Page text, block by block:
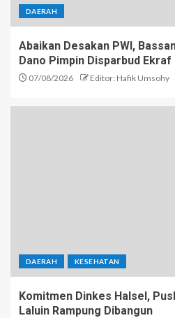
DAERAH
Abaikan Desakan PWI,
Dano Pimpin Disparbud Ekraf
07/08/2026 Editor: Hafik Umsohy
DAERAH KESEHATAN
Komitmen Dinkes Halsel,
Laluin Rampung Dibangun